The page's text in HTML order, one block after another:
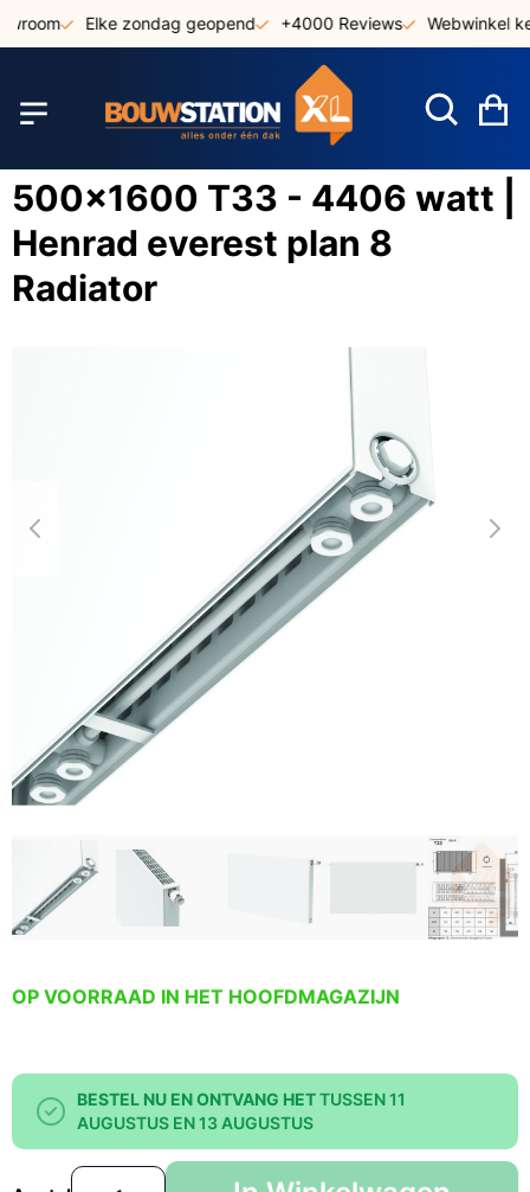
naar
Elke zondag geopend +4000 Reviews Webwinkel
500x1600 T33 - 4406 watt |
Henrad everest plan 8
Radiator
OP VOORRAAD IN HET HOOFDMAGAZIJN
BESTEL NU EN ONTVANG HETTUSSEN 11
AUGUSTUS EN 13 AUGUSTUS